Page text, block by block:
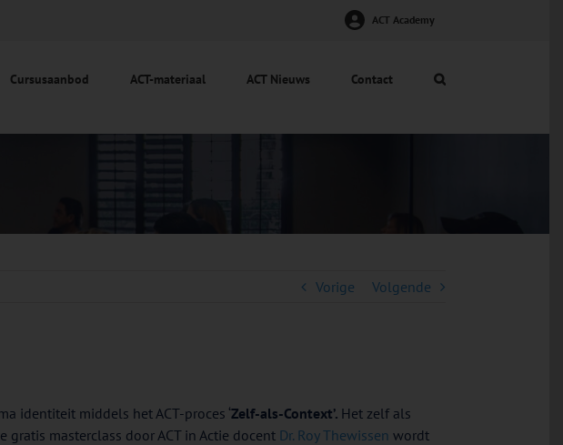
ACT Academy
Cursusaanbod ACT-materiaal ACT Nieuws Contact
Vorige Volgende
identiteit middels het ACT-proces ‘Zelf-als-Context’. Het zelf als
masterclass door ACT in Actie docent Dr. Roy Thewissen wordt